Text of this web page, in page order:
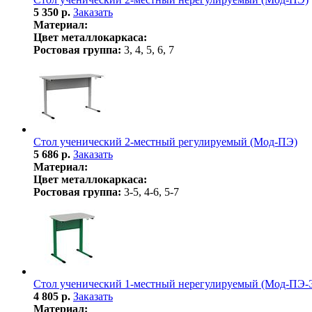
5 350 р. Заказать
Материал:
Цвет металлокаркаса:
Ростовая группа: 3, 4, 5, 6, 7
Стол ученический 2-местный регулируемый (Мод-ПЭ)
5 686 р. Заказать
Материал:
Цвет металлокаркаса:
Ростовая группа: 3-5, 4-6, 5-7
Стол ученический 1-местный нерегулируемый (Мод-
4 805 р. Заказать
Материал: